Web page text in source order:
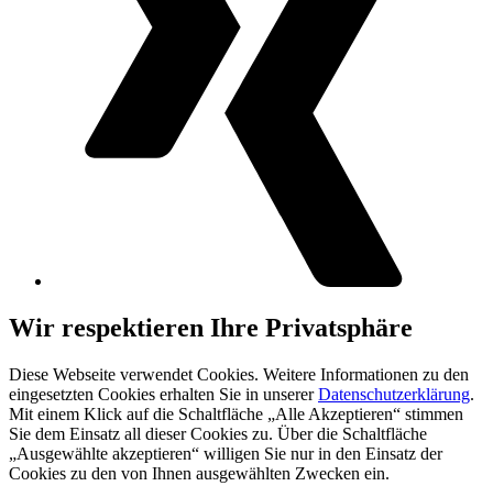
Wir respektieren Ihre Privatsphäre
Diese Webseite verwendet Cookies. Weitere Informationen zu den
eingesetzten Cookies erhalten Sie in unsererDatenschutzerklärung.
Mit einem Klick auf die Schaltfläche „Alle Akzeptieren“ stimmen
Sie dem Einsatz all dieser Cookies zu. Über die Schaltfläche
„Ausgewählte akzeptieren“ willigen Sie nur in den Einsatz der
Cookies zu den von Ihnen ausgewählten Zwecken ein.